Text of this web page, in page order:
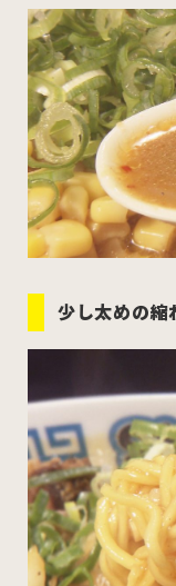
お問い合わせ
公式
公式X
少し太めの縮